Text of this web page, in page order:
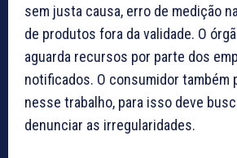
sem justa causa, erro de medição
de produtos fora da validade. O
aguarda recursos por parte dos
notificados. O consumidor também
nesse trabalho, para isso deve
denunciar as irregularidades.